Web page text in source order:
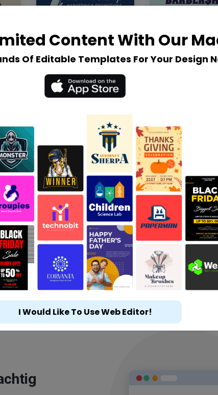
Content With Our
Of Editable Templates For Your Design
I Would Like To Use Web Editor!